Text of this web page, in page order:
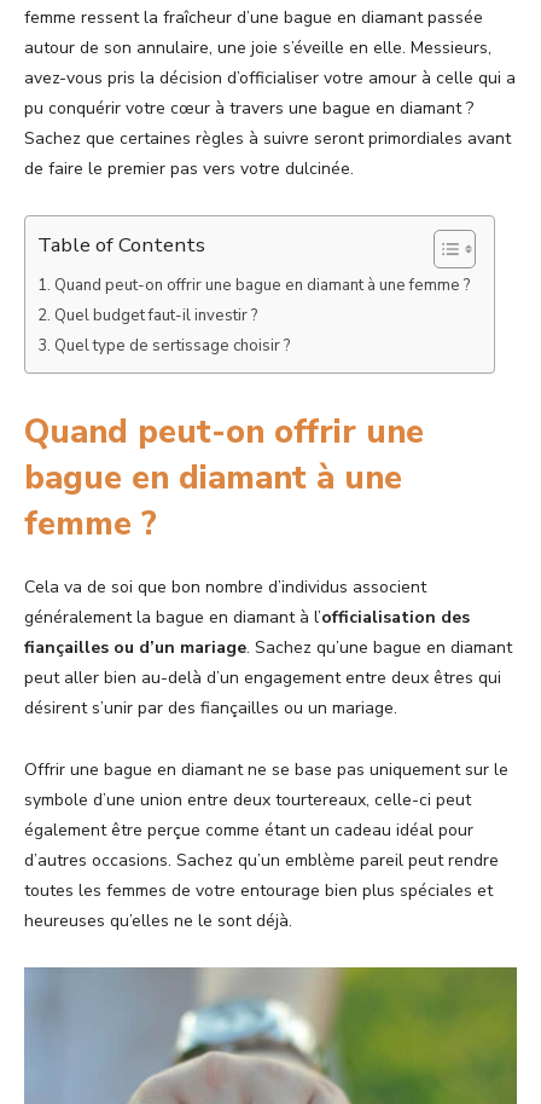
femme ressent la fraîcheur d’une bague en diamant passée
autour de son annulaire, une joie s’éveille en elle. Messieurs,
avez-vous pris la décision d’officialiser votre amour à celle qui a
pu conquérir votre cœur à travers une bague en diamant ?
Sachez que certaines règles à suivre seront primordiales avant
de faire le premier pas vers votre dulcinée.
Table of Contents
Quand peut-on offrir une bague en diamant à une femme ?
Quel budget faut-il investir ?
Quel type de sertissage choisir ?
Quand peut-on offrir une
bague en diamant à une
femme ?
Cela va de soi que bon nombre d’individus associent
généralement la bague en diamant à l’officialisation des
fiançailles ou d’un mariage. Sachez qu’une bague en diamant
peut aller bien au-delà d’un engagement entre deux êtres qui
désirent s’unir par des fiançailles ou un mariage.
Offrir une bague en diamant ne se base pas uniquement sur le
symbole d’une union entre deux tourtereaux, celle-ci peut
également être perçue comme étant un cadeau idéal pour
d’autres occasions. Sachez qu’un emblème pareil peut rendre
toutes les femmes de votre entourage bien plus spéciales et
heureuses qu’elles ne le sont déjà.